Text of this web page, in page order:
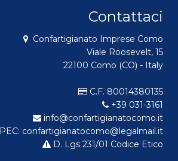
Contattaci
Confartigianato Imprese Como
Viale Roosevelt, 15
22100 Como (CO) - Italy
C.F. 80014380135
+39 031-3161
info@confartigianatocomo.it
PEC: confartigianatocomo@legalmail.it
D. Lgs 231/01 Codice Etico